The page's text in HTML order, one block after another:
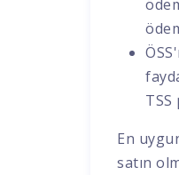
TSS
En
satın